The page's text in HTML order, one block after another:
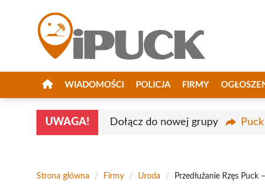
WIADOMOŚCI POLICJA FIRMY
UWAGA! Dołącz do nowej grupy
Strona główna / Firmy / Uroda / Przedłużanie Rzęs